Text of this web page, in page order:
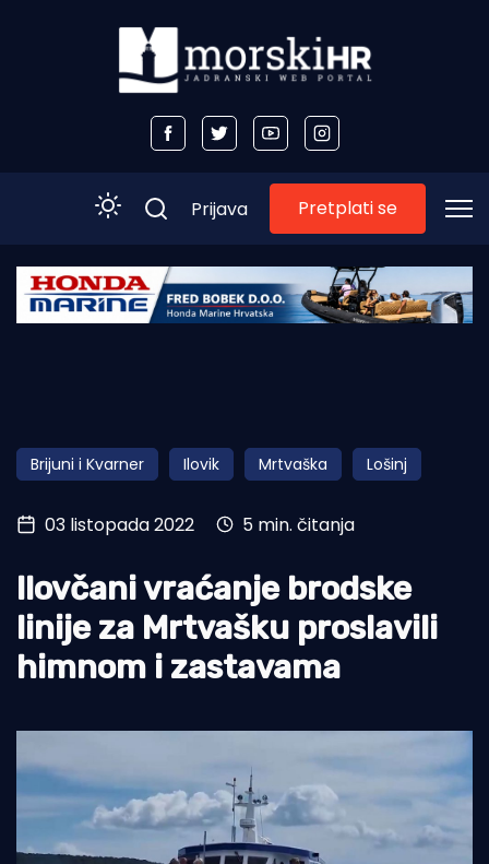
Početna
Obala
Otoci
Turizam i nautika
Pomorstvo
Ribolov
Ekologija
Prijava Pretplati se
Brijuni i Kvarner Ilovik Mrtvaška Lošinj
03 listopada 2022 5 min. čitanja
Ilovčani vraćanje brodske
linije za Mrtvašku proslavili
himnom i zastavama